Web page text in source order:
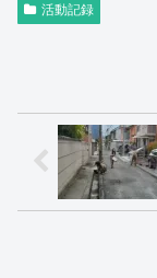
活動記録